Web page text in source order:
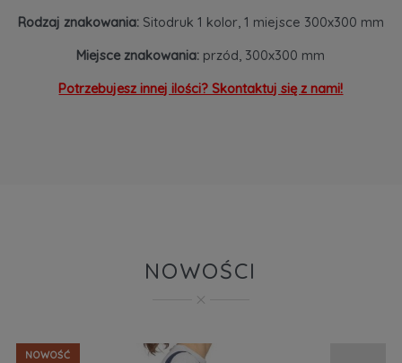
Rodzaj znakowania:Sitodruk 1 kolor, 1 miejsce 300x300 mm
Miejsce znakowania: przód, 300x300 mm
Potrzebujesz innej ilości? Skontaktuj się z nami!
NOWOŚCI
NOWOŚĆ